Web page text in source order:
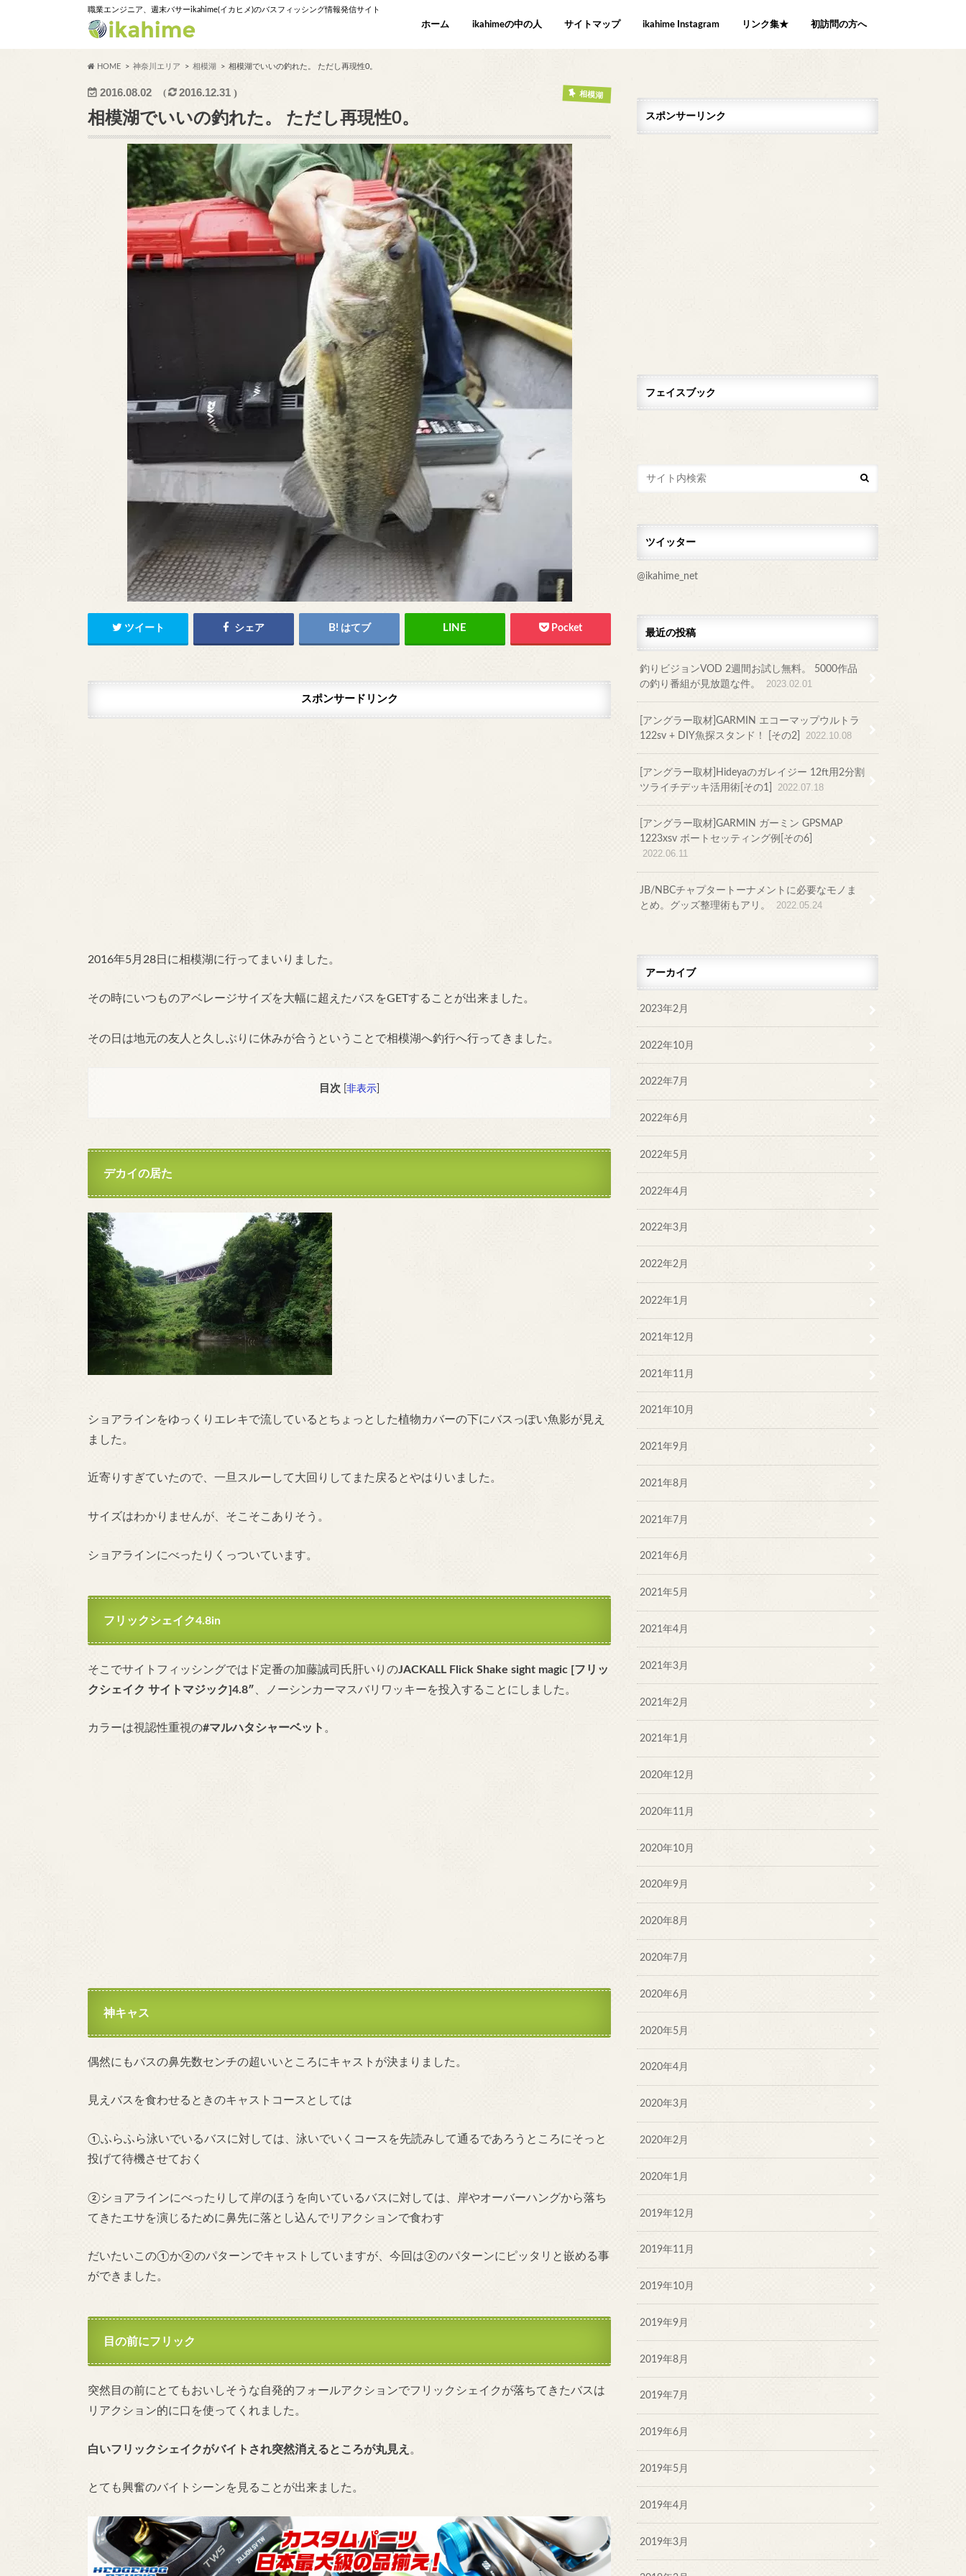
職業エンジニア、週末バサーikahime(イカヒメ)のバスフィッシング情報発信サイト
ホーム ikahimeの中の人 サイトマップ ikahime Instagram リンク集★ 初訪問の方へ
HOME 神奈川エリア 相模湖 相模湖でいいの釣れた。 ただし再現性0。
2016.08.02 2016.12.31 相模湖
相模湖でいいの釣れた。 ただし再現性0。
ツイート シェア はてブ Pocket
スポンサードリンク
2016年5月28日に相模湖に行ってまいりました。
その時にいつものアベレージサイズを大幅に超えたバスをGETすることが出来ました。
その日は地元の友人と久しぶりに休みが合うということで相模湖へ釣行へ行ってきました。
目次 非表示
デカイの居た
ショアラインをゆっくりエレキで流しているとちょっとした植物カバーの下にバスっぽい魚影が見え
ました。
近寄りすぎていたので、一旦スルーして大回りしてまた戻るとやはりいました。
サイズはわかりませんが、そこそこありそう。
ショアラインにべったりくっついています。
フリックシェイク4.8in
そこでサイトフィッシングではド定番の加藤誠司氏肝いりのJACKALL Flick Shake sight magic [フリッ
クシェイク サイトマジック]4.8″ 、ノーシンカーマスバリワッキーを投入することにしました。
カラーは視認性重視の#マルハタシャーベット 。
神キャス
偶然にもバスの鼻先数センチの超いいところにキャストが決まりました。
見えバスを食わせるときのキャストコースとしては
①ふらふら泳いでいるバスに対しては、泳いでいくコースを先読みして通るであろうところにそっと
投げて待機させておく
②ショアラインにべったりして岸のほうを向いているバスに対しては、岸やオーバーハングから落ち
てきたエサを演じるために鼻先に落とし込んでリアクションで食わす
だいたいこの①か②のパターンでキャストしていますが、今回は②のパターンにピッタリと嵌める事
ができました。
目の前にフリック
突然目の前にとてもおいしそうな自発的フォールアクションでフリックシェイクが落ちてきたバスは
リアクション的に口を使ってくれました。
白いフリックシェイクがバイトされ突然消えるところが丸見え 。
とても興奮のバイトシーンを見ることが出来ました。
スポンサーリンク
フェイスブック
ツイッター
@ikahime_net
最近の投稿
釣りビジョンVOD 2週間お試し無料。 5000作品
の釣り番組が見放題な件。
2023.02.01
[アングラー取材]GARMIN エコーマップウルトラ
122sv + DIY魚探スタンド！ [その2]
2022.10.08
[アングラー取材]Hideyaのガレイジー 12ft用2分割
ツライチデッキ活用術[その1]
2022.07.18
[アングラー取材]GARMIN ガーミン GPSMAP
1223xsv ボートセッティング例[その6]
2022.06.11
JB/NBCチャプタートーナメントに必要なモノま
とめ。グッズ整理術もアリ。
2022.05.24
アーカイブ
2023年2月
2022年10月
2022年7月
2022年6月
2022年5月
2022年4月
2022年3月
2022年2月
2022年1月
2021年12月
2021年11月
2021年10月
2021年9月
2021年8月
2021年7月
2021年6月
2021年5月
2021年4月
2021年3月
2021年2月
2021年1月
2020年12月
2020年11月
2020年10月
2020年9月
2020年8月
2020年7月
2020年6月
2020年5月
2020年4月
2020年3月
2020年2月
2020年1月
2019年12月
2019年11月
2019年10月
2019年9月
2019年8月
2019年7月
2019年6月
2019年5月
2019年4月
2019年3月